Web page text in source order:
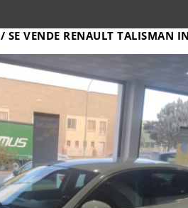
/ SE VENDE RENAULT TALISMAN